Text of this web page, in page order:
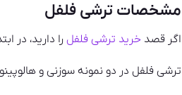
مشخصات ترشی فلفل
اگر قصد خرید ترشی فلفل را دارید، در
ترشی فلفل در دو نمونه سوزنی و